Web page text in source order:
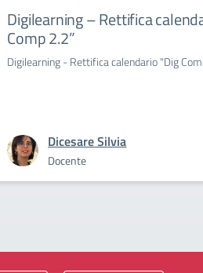
Digilearning – Rettifica
Comp 2.2”
Digilearning - Rettifica calendario "Dig
Dicesare Silvia
Docente